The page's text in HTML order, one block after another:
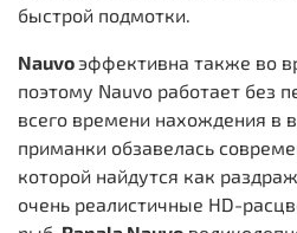
быстрой подмотки.
Nauvoэффективна также во
поэтому Nauvo работает без
всего времени нахождения в
приманки обзавелась
которой найдутся как
очень реалистичные HD-